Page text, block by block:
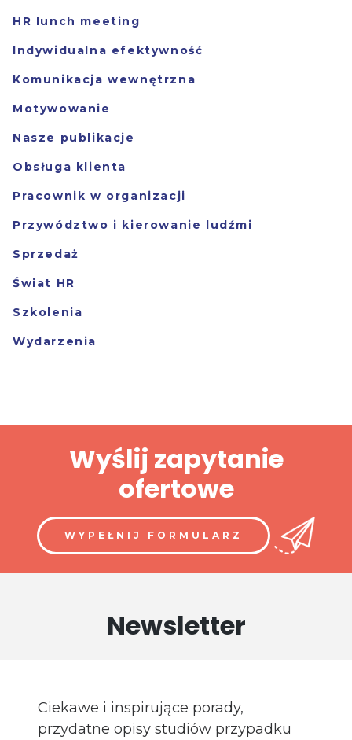
HR lunch meeting
Indywidualna efektywność
Komunikacja wewnętrzna
Motywowanie
Nasze publikacje
Obsługa klienta
Pracownik w organizacji
Przywództwo i kierowanie ludźmi
Sprzedaż
Świat HR
Szkolenia
Wydarzenia
Wyślij zapytanie
ofertowe
WYPEŁNIJ FORMULARZ
Newsletter
Ciekawe i inspirujące porady,
przydatne opisy studiów przypadku